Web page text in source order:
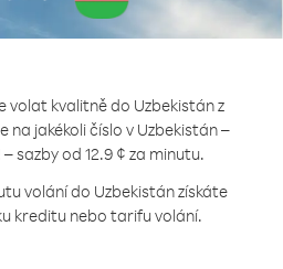
volat kvalitně do Uzbekistán z
na jakékoli číslo v Uzbekistán –
sazby od 12.9 ¢ za minutu.
volání do Uzbekistán získáte
kreditu nebo tarifu volání.